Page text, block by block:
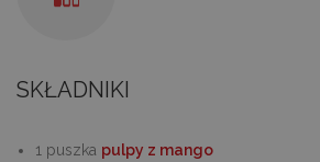
SKŁADNIKI
1 puszka pulpy z mango